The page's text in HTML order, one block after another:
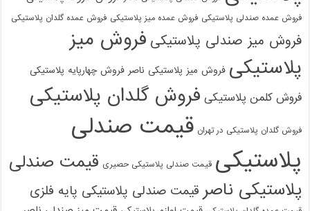
فروش عمده صندلی پلاستیکی فروش عمده میز پلاستیکی فروش عمده گلدان پلاستیکی
فروش میز صندلی پلاستیکی فروش میز
پلاستیکی فروش میز پلاستیکی ناصر فروش چهارپایه پلاستیکی
فروش کلمن پلاستیکی فروش گلدان پلاستیکی
فروش گلدان پلاستیکی در تهران قیمت صندلی
پلاستیکی قیمت صندلی پلاستیکی حصیری قیمت صندلی
پلاستیکی ناصر قیمت صندلی پلاستیکی پایه فلزی